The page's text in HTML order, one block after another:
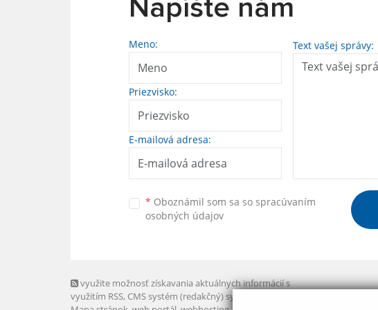
Napíšte nám
Meno:
Priezvisko:
E-mailová adresa:
Text vašej správy:
* Oboznámil som sa so spracúvaním
osobných údajov
využite možnosť získavania aktuálnych informácií s
využitím RSS, CMS systém (redakčný) systém ECHELON 2,